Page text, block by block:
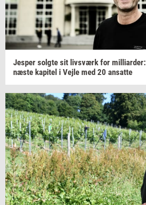
Jes­per solg­te sit livs­værk for mil­li­ar­der:
næste ka­pi­tel i Vejle med 20 an­sat­te